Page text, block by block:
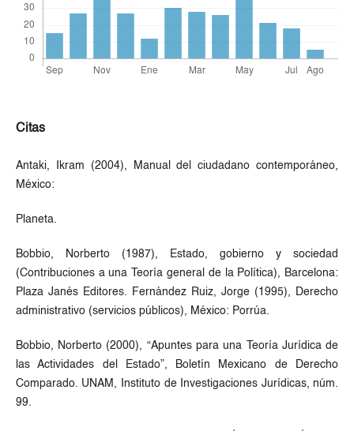
Citas
Antaki, Ikram (2004), Manual del ciudadano contemporáneo,
México:
Planeta.
Bobbio, Norberto (1987), Estado, gobierno y sociedad
(Contribuciones a una Teoría general de la Política), Barcelona:
Plaza Janés Editores. Fernández Ruiz, Jorge (1995), Derecho
administrativo (servicios públicos), México: Porrúa.
Bobbio, Norberto (2000), “Apuntes para una Teoría Jurídica de
las Actividades del Estado”, Boletín Mexicano de Derecho
Comparado. UNAM, Instituto de Investigaciones Jurídicas, núm.
99.